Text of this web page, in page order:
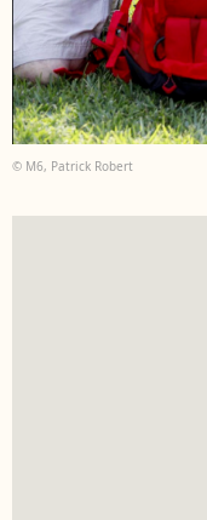
© M6, Patrick Robert